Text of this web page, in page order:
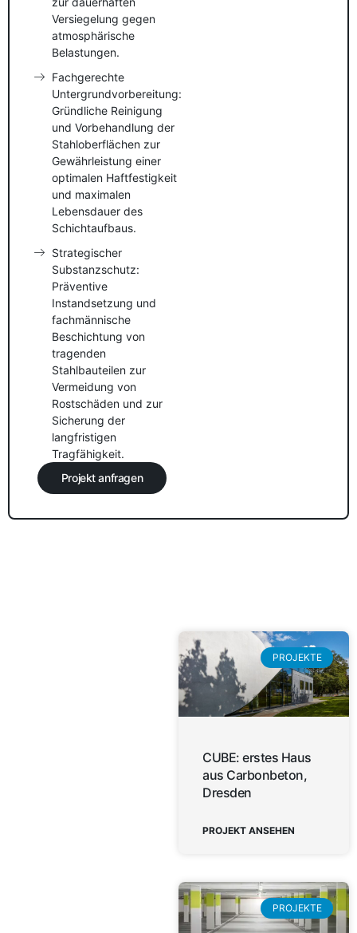
Versiegelung gegen
atmosphärische
Belastungen.
Fachgerechte
Untergrundvorbereitung:
Gründliche Reinigung
und Vorbehandlung der
Stahloberflächen zur
Gewährleistung einer
optimalen Haftfestigkeit
und maximalen
Lebensdauer des
Schichtaufbaus.
Strategischer
Substanzschutz:
Präventive
Instandsetzung und
fachmännische
Beschichtung von
tragenden
Stahlbauteilen zur
Vermeidung von
Rostschäden und zur
Sicherung der
langfristigen
Tragfähigkeit.
Projekt anfragen
PROJEKTE
CUBE: erstes Haus
aus Carbonbeton,
Dresden
PROJEKT ANSEHEN
PROJEKTE